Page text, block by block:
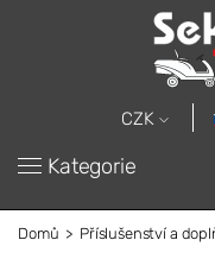
CZK
Kategorie
Domů Příslušenství a